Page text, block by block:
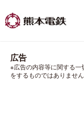
広告
※広告の内容等に関する
をするものではありません